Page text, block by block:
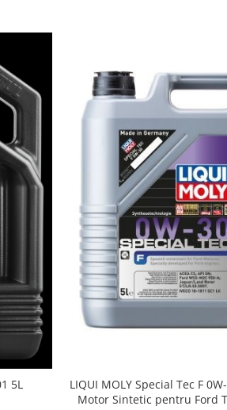
5L
LIQUI MOLY Special Tec F
Motor Sintetic pentru Ford